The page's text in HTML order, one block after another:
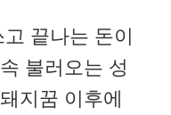
끝나는 돈이
불러오는 성
지꿈 이후에